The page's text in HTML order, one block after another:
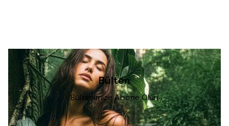
Bülten
Bültenimize Abone Olun